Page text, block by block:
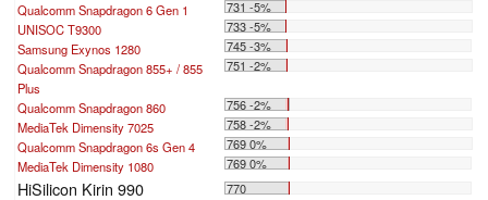
Qualcomm Snapdragon 6 Gen 1
731 -5%
UNISOC T9300
733 -5%
Samsung Exynos 1280
745 -3%
Qualcomm Snapdragon 855+ / 855
Plus
751 -2%
Qualcomm Snapdragon 860
756 -2%
MediaTek Dimensity 7025
758 -2%
Qualcomm Snapdragon 6s Gen 4
769 0%
MediaTek Dimensity 1080
769 0%
HiSilicon Kirin 990
770